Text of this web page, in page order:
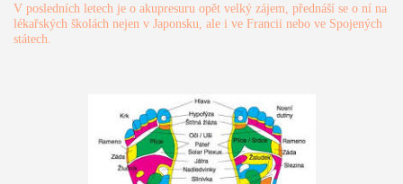
V posledních letech je o akupresuru opět velký zájem, přednáší se o ní na
lé­kařských školách nejen v Japonsku, ale i ve Francii nebo ve Spojených
státech.